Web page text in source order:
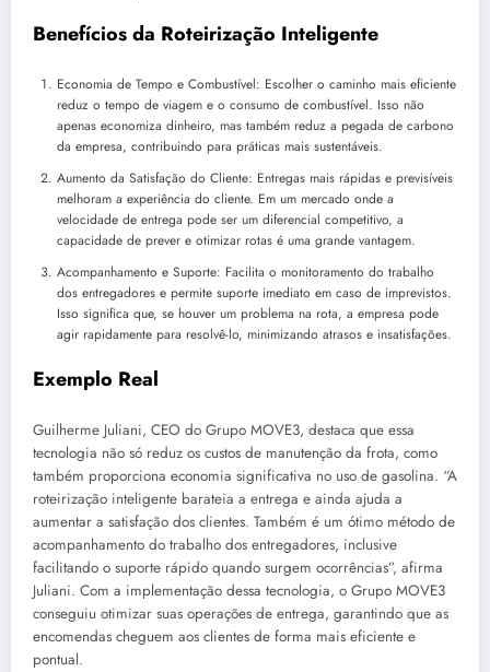
Benefícios da Roteirização Inteligente
Economia de Tempo e Combustível: Escolher o caminho mais eficiente
reduz o tempo de viagem e o consumo de combustível. Isso não
apenas economiza dinheiro, mas também reduz a pegada de carbono
da empresa, contribuindo para práticas mais sustentáveis.
Aumento da Satisfação do Cliente: Entregas mais rápidas e previsíveis
melhoram a experiência do cliente. Em um mercado onde a
velocidade de entrega pode ser um diferencial competitivo, a
capacidade de prever e otimizar rotas é uma grande vantagem.
Acompanhamento e Suporte: Facilita o monitoramento do trabalho
dos entregadores e permite suporte imediato em caso de imprevistos.
Isso significa que, se houver um problema na rota, a empresa pode
agir rapidamente para resolvê-lo, minimizando atrasos e insatisfações.
Exemplo Real
Guilherme Juliani, CEO do Grupo MOVE3, destaca que essa
tecnologia não só reduz os custos de manutenção da frota, como
também proporciona economia significativa no uso de gasolina. “A
roteirização inteligente barateia a entrega e ainda ajuda a
aumentar a satisfação dos clientes. Também é um ótimo método de
acompanhamento do trabalho dos entregadores, inclusive
facilitando o suporte rápido quando surgem ocorrências”, afirma
Juliani. Com a implementação dessa tecnologia, o Grupo MOVE3
conseguiu otimizar suas operações de entrega, garantindo que as
encomendas cheguem aos clientes de forma mais eficiente e
pontual.